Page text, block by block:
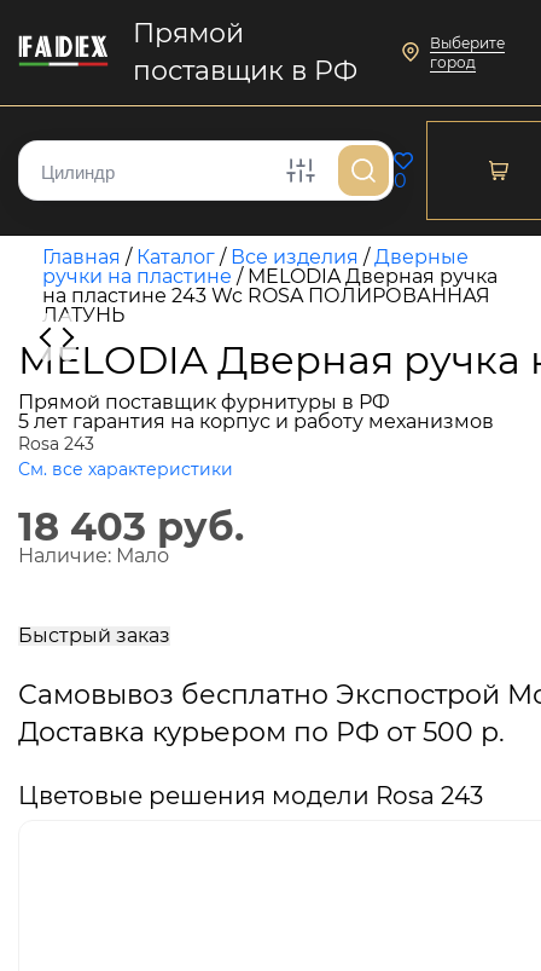
Прямой
поставщик в РФ
Выберите
город
0
Главная / Каталог / Все изделия /Дверные
ручки на пластине / MELODIA Дверная ручка
на пластине 243 Wc ROSA ПОЛИРОВАННАЯ
ЛАТУНЬ
MELODIA Дверная
Прямой поставщик фурнитуры в РФ
5 лет гарантия на корпус и работу механизмов
Rosa 243
См. все характеристики
18 403 руб.
Наличие: Мало
Быстрый заказ
Самовывоз бесплатно Экспострой
Доставка курьером по РФ от 500 р.
Цветовые решения модели Rosa 243